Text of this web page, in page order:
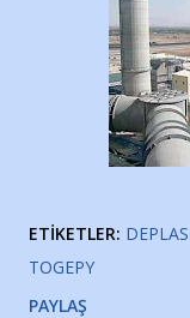
ETIKETLER:
TOGEPY
PAYLAŞ